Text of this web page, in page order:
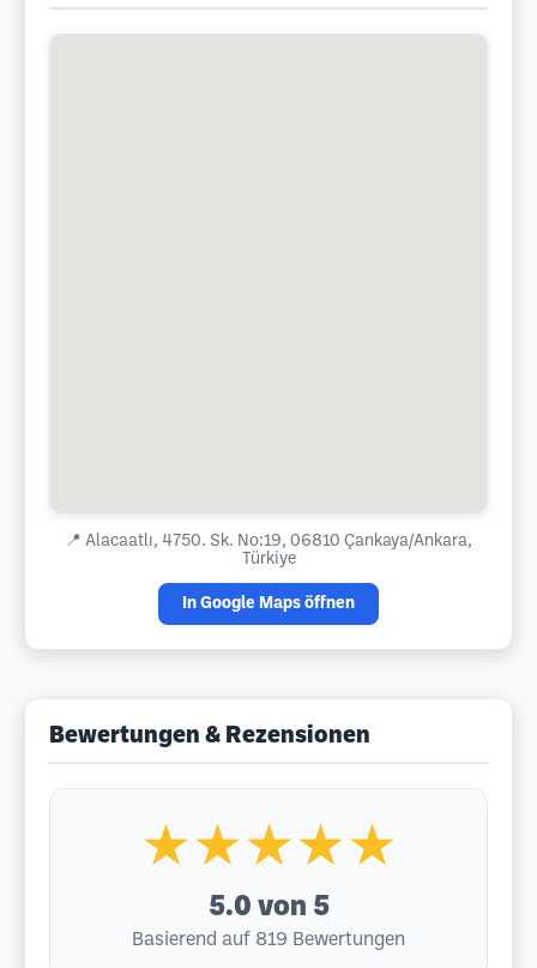
📍 Alacaatlı, 4750. Sk. No:19, 06810 Çankaya/Ankara,
Türkiye
In Google Maps öffnen
Bewertungen & Rezensionen
★★★★★
5.0 von 5
Basierend auf 819 Bewertungen